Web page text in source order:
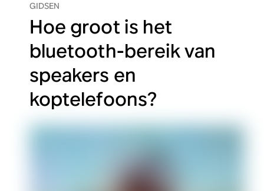
GIDSEN
Hoe groot is het
bluetooth-bereik van
speakers en
koptelefoons?